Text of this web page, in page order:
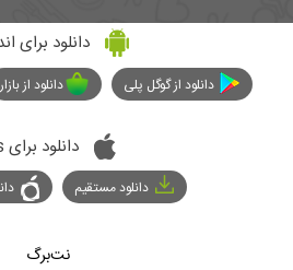
دانلود برای
دانلود از گوگل پلی دانلود از بازار
دانلود برای ios
دانلود مستقیم
نت‌برگ